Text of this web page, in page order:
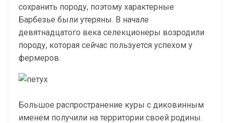
сохранить породу, поэтому характерные
Барбезье были утеряны. В начале
девятнадцатого века селекционеры возродили
породу, которая сейчас пользуется успехом у
фермеров.
Большое распространение куры с диковинным
именем получили на территории своей родины.